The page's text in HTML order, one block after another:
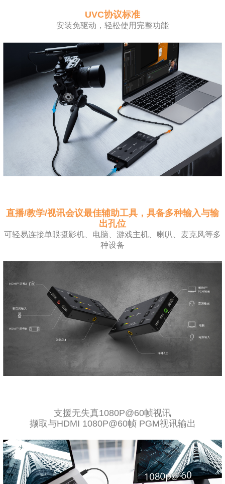
UVC协议标准
安装免驱动，轻松使用完整功能
直播/教学/视讯会议最佳辅助工具，具备多种输入与输
出孔位
可轻易连接单眼摄影机、电脑、游戏主机、喇叭、麦克风等多
种设备
支援无失真1080P@60帧视讯
撷取与HDMI 1080P@60帧 PGM视讯输出